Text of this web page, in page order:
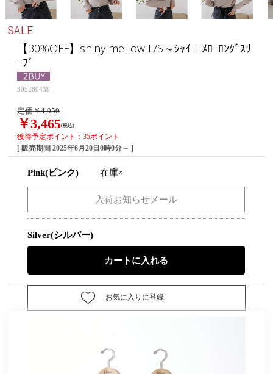
【30%OFF】shiny mellow L/S～ｼｬｲﾆｰﾒﾛｰﾛﾝｸﾞｽﾘ
ｰﾌﾞ
305280439
定価￥4,950
￥3,465(税込)
獲得予定ポイント：35ポイント
[ 販売期間2025年6月20日0時0分～ ]
Pink(ピンク) 在庫×
Silver(シルバー)
お気に入りに登録